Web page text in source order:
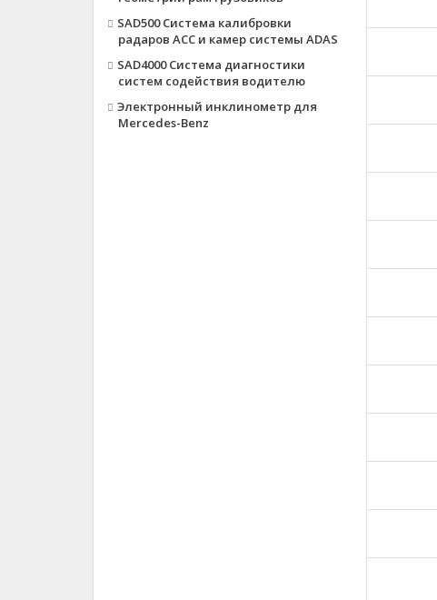
SAD500 Система калибровки
радаров ACC и камер системы ADAS
SAD4000 Система диагностики
систем содействия водителю
Электронный инклинометр для
Mercedes-Benz